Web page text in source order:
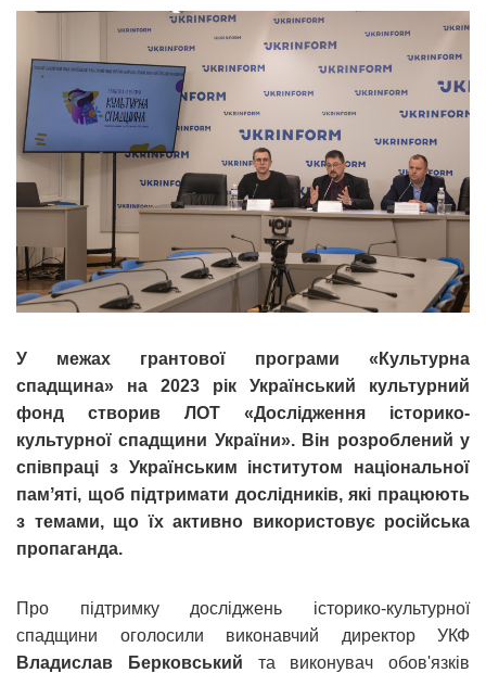
У межах грантової програми «Культурна
спадщина» на 2023 рік Український культурний
фонд створив ЛОТ «Дослідження історико-
культурної спадщини України». Він розроблений у
співпраці з Українським інститутом національної
памʼяті, щоб підтримати дослідників, які працюють
з темами, що їх активно використовує російська
пропаганда.
Про підтримку досліджень історико-культурної
спадщини оголосили виконавчий директор УКФ
Владислав Берковський та виконувач обов'язків